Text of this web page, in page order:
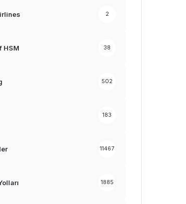
2
HSM 38
502
183
11467
1885